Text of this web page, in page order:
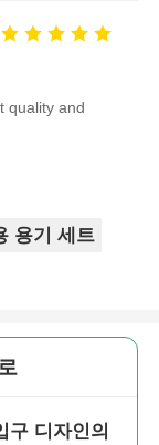
quality and
용기 세트
구 디자인의